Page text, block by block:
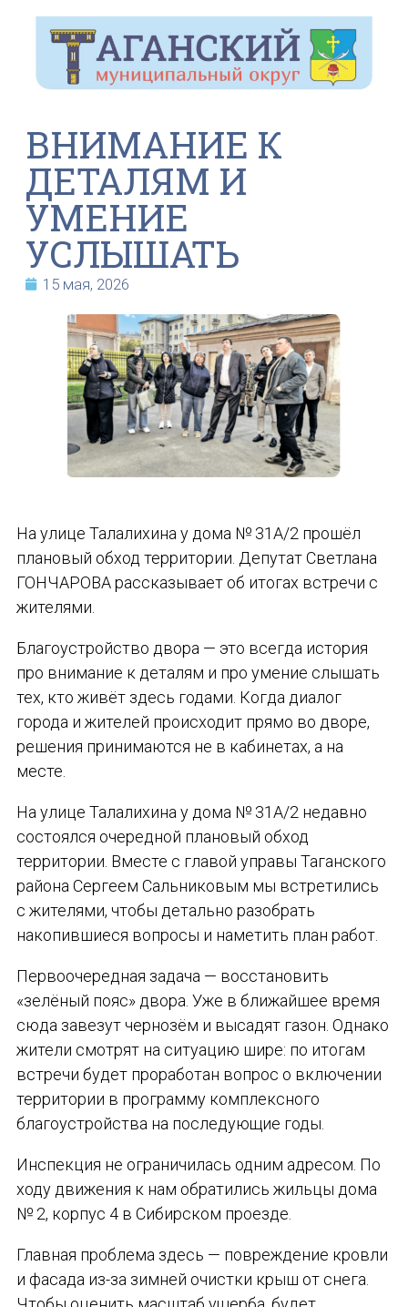
ВНИМАНИЕ К
ДЕТАЛЯМ И
УМЕНИЕ
УСЛЫШАТЬ
15 мая, 2026
На улице Талалихина у дома № 31А/2 прошёл
плановый обход территории. Депутат Светлана
ГОНЧАРОВА рассказывает об итогах встречи с
жителями.
Благоустройство двора — это всегда история
про внимание к деталям и про умение слышать
тех, кто живёт здесь годами. Когда диалог
города и жителей происходит прямо во дворе,
решения принимаются не в кабинетах, а на
месте.
На улице Талалихина у дома № 31А/2 недавно
состоялся очередной плановый обход
территории. Вместе с главой управы Таганского
района Сергеем Сальниковым мы встретились
с жителями, чтобы детально разобрать
накопившиеся вопросы и наметить план работ.
Первоочередная задача — восстановить
«зелёный пояс» двора. Уже в ближайшее время
сюда завезут чернозём и высадят газон. Однако
жители смотрят на ситуацию шире: по итогам
встречи будет проработан вопрос о включении
территории в программу комплексного
благоустройства на последующие годы.
Инспекция не ограничилась одним адресом. По
ходу движения к нам обратились жильцы дома
№ 2, корпус 4 в Сибирском проезде.
Главная проблема здесь — повреждение кровли
и фасада из-за зимней очистки крыш от снега.